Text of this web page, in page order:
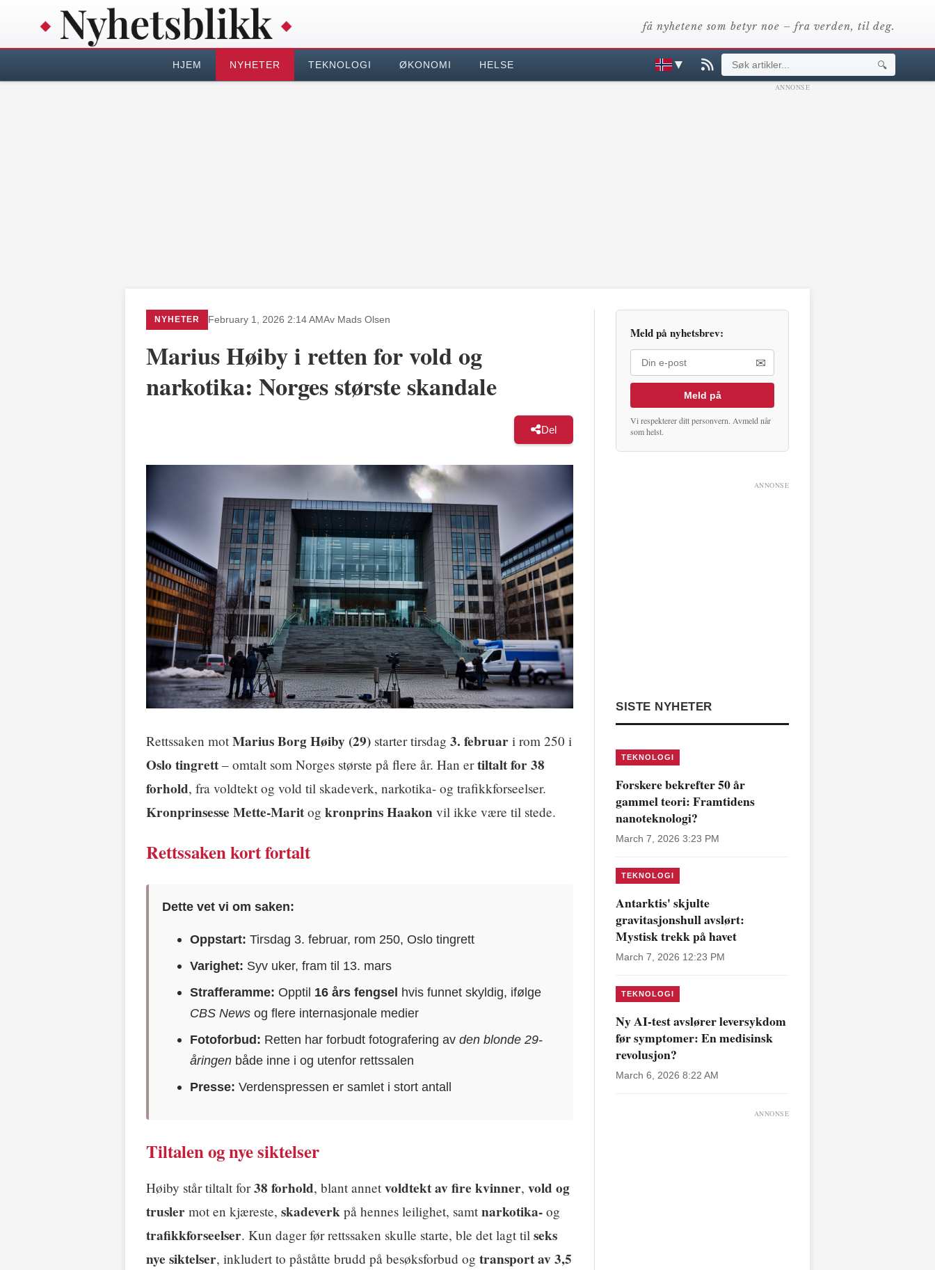
få nyhetene som betyr noe – fra verden, til deg.
HJEM NYHETER TEKNOLOGI ØKONOMI HELSE ▼ 🔍
ANNONSE
NYHETER February 1, 2026 2:14 AMAv Mads Olsen
Marius Høiby i retten for vold og
narkotika: Norges største skandale
Del
Rettssaken mot Marius Borg Høiby (29) starter tirsdag 3. februar i rom 250 i
Oslo tingrett – omtalt som Norges største på flere år. Han ertiltalt for 38
forhold, fra voldtekt og vold til skadeverk, narkotika- og trafikkforseelser.
Kronprinsesse Mette-Marit og kronprins Haakon vil ikke være til stede.
Rettssaken kort fortalt
Dette vet vi om saken:
Oppstart: Tirsdag 3. februar, rom 250, Oslo tingrett
Varighet: Syv uker, fram til 13. mars
Strafferamme: Opptil 16 års fengsel hvis funnet skyldig, ifølge
CBS News og flere internasjonale medier
Fotoforbud: Retten har forbudt fotografering avden blonde 29-
åringen både inne i og utenfor rettssalen
Presse: Verdenspressen er samlet i stort antall
Tiltalen og nye siktelser
Høiby står tiltalt for38 forhold, blant annet voldtekt av fire kvinner, vold og
trusler mot en kjæreste, skadeverk på hennes leilighet, samt narkotika- og
trafikkforseelser. Kun dager før rettssaken skulle starte, ble det lagt til seks
nye siktelser, inkludert to påståtte brudd på besøksforbud og transport av 3,5
Meld på nyhetsbrev:
✉
Meld på
Vi respekterer ditt personvern. Avmeld når
som helst.
ANNONSE
SISTE NYHETER
TEKNOLOGI
Forskere bekrefter 50 år
gammel teori: Framtidens
nanoteknologi?
March 7, 2026 3:23 PM
TEKNOLOGI
Antarktis' skjulte
gravitasjonshull avslørt:
Mystisk trekk på havet
March 7, 2026 12:23 PM
TEKNOLOGI
Ny AI-test avslører leversykdom
før symptomer: En medisinsk
revolusjon?
March 6, 2026 8:22 AM
ANNONSE